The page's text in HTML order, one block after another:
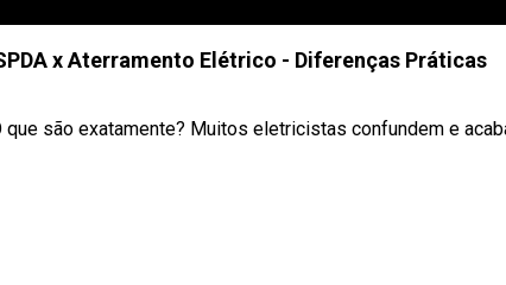
x Aterramento Elétrico - Diferenças Práticas
são exatamente? Muitos eletricistas confundem e